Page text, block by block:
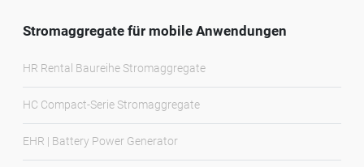
Stromaggregate für mobile Anwendungen
HR Rental Baureihe Stromaggregate
HC Compact-Serie Stromaggregate
EHR | Battery Power Generator